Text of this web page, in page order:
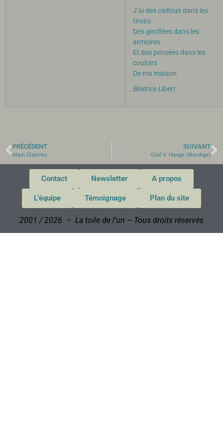
J’ai des cailloux dans les
tiroirs
Des giroflées dans les
armoires
Et des pensées dans les
couloirs
De ma maison
Béatrice Libert
PRÉCÉDENT
Alain Clastres
SUIVANT
Olaf V. Hauge (Norvège)
Contact Newsletter A propos
L'équipe Témoignage Plan du site
2001 / 2026 – La toile de l’un – Tous droits réservés